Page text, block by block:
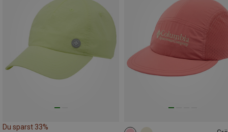
Du sparst 33%